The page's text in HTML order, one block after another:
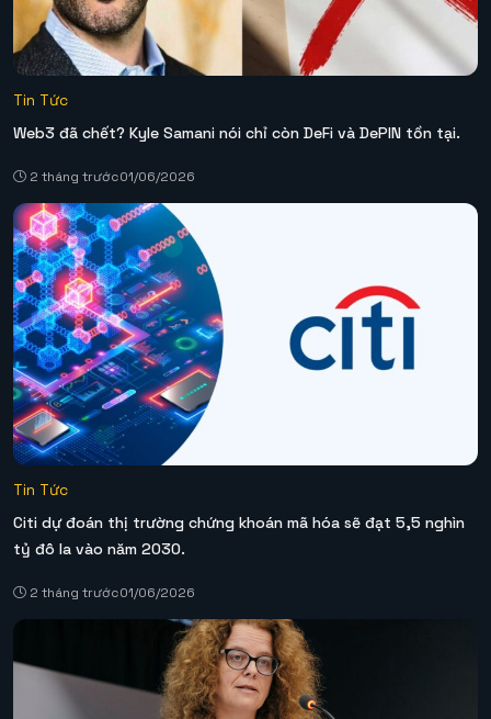
Tin Tức
Web3 đã chết? Kyle Samani nói chỉ còn DeFi và DePIN tồn tại.
2 tháng trước01/06/2026
Tin Tức
Citi dự đoán thị trường chứng khoán mã hóa sẽ đạt 5,5 nghìn
tỷ đô la vào năm 2030.
2 tháng trước01/06/2026